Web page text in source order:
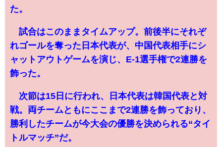
た。
試合はこのままタイムアップ。前後半にそれぞ
れゴールを奪った日本代表が、中国代表相手にシ
ャットアウトゲームを演じ、E-1選手権で2連勝を
飾った。
次節は15日に行われ、日本代表は韓国代表と対
戦。両チームともにここまで2連勝を飾っており、
勝利したチームが今大会の優勝を決められる“タイ
トルマッチ”だ。